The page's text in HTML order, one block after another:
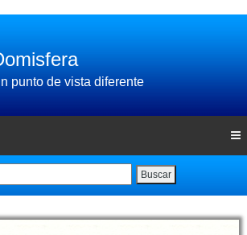
punto de vista diferente
Buscar